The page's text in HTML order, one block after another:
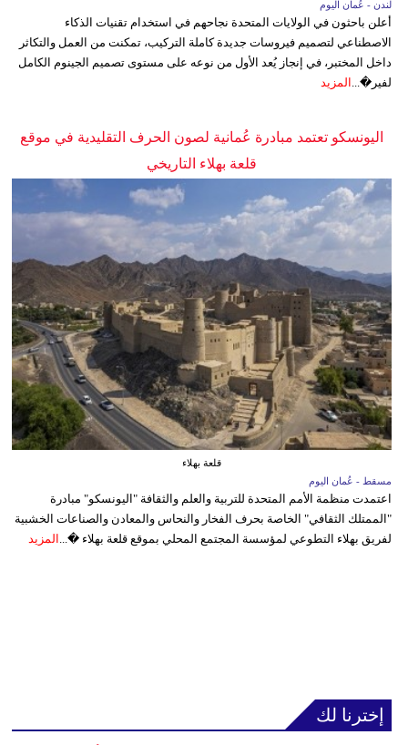
لندن - عُمان اليوم
أعلن باحثون في الولايات المتحدة نجاحهم في استخدام تقنيات الذكاء
الاصطناعي لتصميم فيروسات جديدة كاملة التركيب، تمكنت من العمل والتكاثر
داخل المختبر، في إنجاز يُعد الأول من نوعه على مستوى تصميم الجينوم الكامل
لفير�... المزيد
اليونسكو تعتمد مبادرة عُمانية لصون الحرف التقليدية في موقع
قلعة بهلاء التاريخي
قلعة بهلاء
مسقط - عُمان اليوم
اعتمدت منظمة الأمم المتحدة للتربية والعلم والثقافة "اليونسكو" مبادرة
"الممتلك الثقافي" الخاصة بحرف الفخار والنحاس والمعادن والصناعات الخشبية
لفريق بهلاء التطوعي لمؤسسة المجتمع المحلي بموقع قلعة بهلاء �... المزيد
إخترنا لك